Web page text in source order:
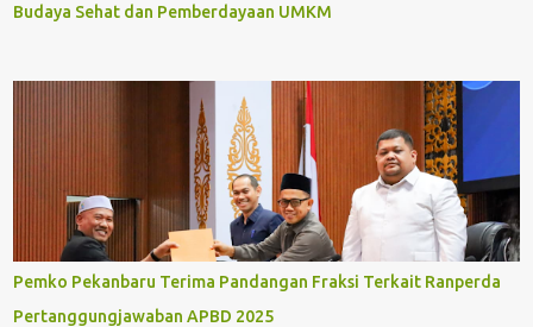
Budaya Sehat dan Pemberdayaan UMKM
Pemko Pekanbaru Terima Pandangan Fraksi Terkait Ranperda
Pertanggungjawaban APBD 2025